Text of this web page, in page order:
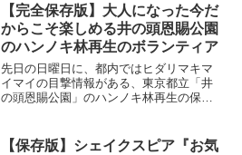
【完全保存版】大人になった今だ
からこそ楽しめる井の頭恩賜公園
のハンノキ林再生のボランティア
先日の日曜日に、都内ではヒダリマキマ
イマイの目撃情報がある、東京都立「井
の頭恩賜公園」のハンノキ林再生の保全
【保存版】シェイクスピア『お気